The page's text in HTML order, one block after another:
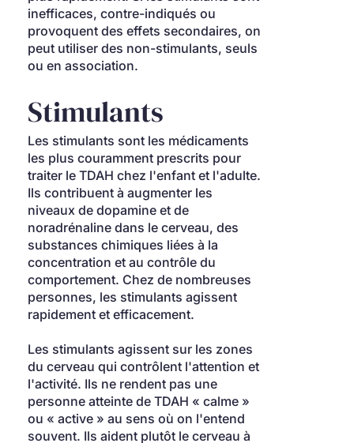
inefficaces, contre-indiqués ou
provoquent des effets secondaires, on
peut utiliser des non-stimulants, seuls
ou en association.
Stimulants
Les stimulants sont les médicaments
les plus couramment prescrits pour
traiter le TDAH chez l'enfant et l'adulte.
Ils contribuent à augmenter les
niveaux de dopamine et de
noradrénaline dans le cerveau, des
substances chimiques liées à la
concentration et au contrôle du
comportement. Chez de nombreuses
personnes, les stimulants agissent
rapidement et efficacement.
Les stimulants agissent sur les zones
du cerveau qui contrôlent l'attention et
l'activité. Ils ne rendent pas une
personne atteinte de TDAH « calme »
ou « active » au sens où on l'entend
souvent. Ils aident plutôt le cerveau à